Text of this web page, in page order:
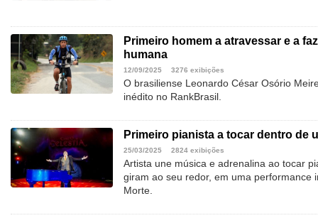
Primeiro homem a atravessar e a
humana
12/09/2025 3276 exibições
O brasiliense Leonardo César Osório
inédito no RankBrasil.
Primeiro pianista a tocar dentro de
25/03/2025 2824 exibições
Artista une música e adrenalina ao tocar
giram ao seu redor, em uma performance
Morte.